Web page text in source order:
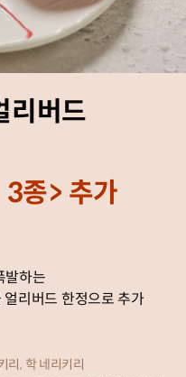
리버드
종> 추가
발하는
리버드 한정으로 추가
리, 학 네리키리